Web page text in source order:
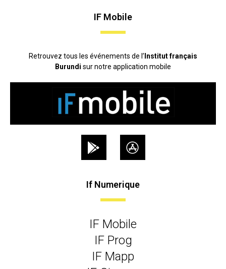
IF Mobile
Retrouvez tous les événements de l’ Institut français
Burundi sur notre application mobile
If Numerique
IF Mobile
IF Prog
IF Mapp